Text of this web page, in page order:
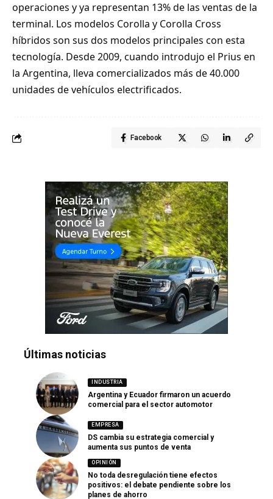
operaciones y ya representan 13% de las ventas de la
terminal. Los modelos Corolla y Corolla Cross
híbridos son sus dos modelos principales con esta
tecnología. Desde 2009, cuando introdujo el Prius en
la Argentina, lleva comercializados más de 40.000
unidades de vehículos electrificados.
Facebook
Últimas noticias
INDUSTRIA
Argentina y Ecuador firmaron un acuerdo
comercial para el sector automotor
EMPRESA
DS cambia su estrategia comercial y
aumenta sus puntos de venta
OPINIÓN
No toda desregulación tiene efectos
positivos: el debate pendiente sobre los
planes de ahorro